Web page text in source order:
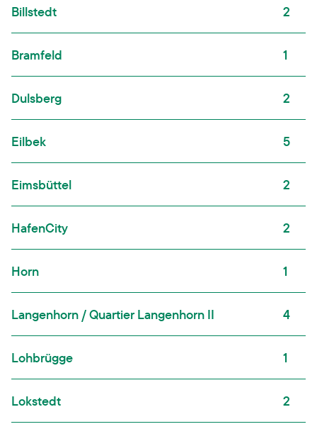
Billstedt 2
Bramfeld 1
Dulsberg 2
Eilbek 5
Eimsbüttel 2
HafenCity 2
Horn 1
Langenhorn / Quartier Langenhorn II 4
Lohbrügge 1
Lokstedt 2